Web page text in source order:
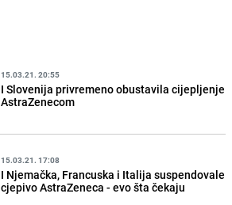
15.03.21. 20:55
I Slovenija privremeno obustavila cijepljenje
AstraZenecom
15.03.21. 17:08
I Njemačka, Francuska i Italija suspendovale
cjepivo AstraZeneca - evo šta čekaju